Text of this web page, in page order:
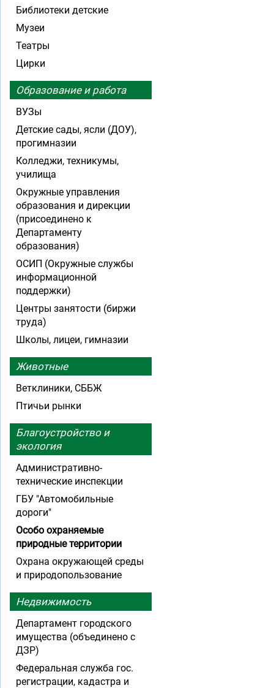
Библиотеки детские
Музеи
Театры
Цирки
Образование и работа
ВУЗы
Детские сады, ясли (ДОУ),
прогимназии
Колледжи, техникумы,
училища
Окружные управления
образования и дирекции
(присоединено к
Департаменту
образования)
ОСИП (Окружные службы
информационной
поддержки)
Центры занятости (биржи
труда)
Школы, лицеи, гимназии
Животные
Ветклиники, СББЖ
Птичьи рынки
Благоустройство и
экология
Административно-
технические инспекции
ГБУ "Автомобильные
дороги"
Особо охраняемые
природные территории
Охрана окружающей среды
и природопользование
Недвижимость
Департамент городского
имущества (объединено с
ДЗР)
Федеральная служба гос.
регистрации, кадастра и